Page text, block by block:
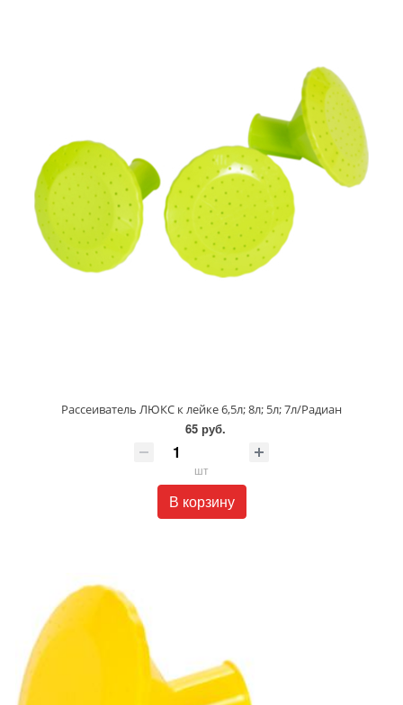
Рассеиватель ЛЮКС к лейке 6,5л; 8л; 5л; 7л/Радиан
65 руб.
шт
В корзину